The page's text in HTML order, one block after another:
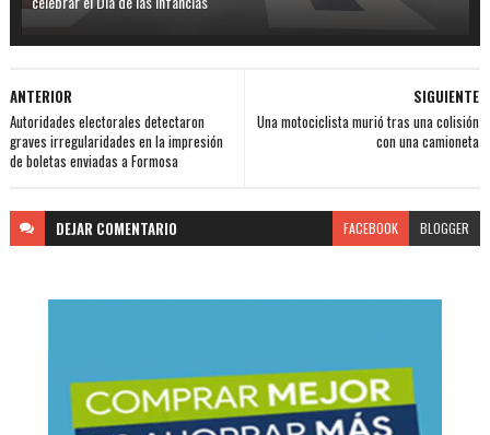
SIGUIENTE
Una motociclista murió tras una colisión
con una camioneta
ANTERIOR
Autoridades electorales detectaron
graves irregularidades en la impresión
de boletas enviadas a Formosa
DEJAR COMENTARIO FACEBOOK BLOGGER